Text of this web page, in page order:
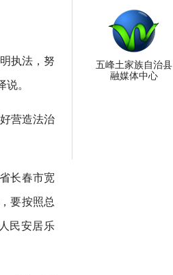
执法，努
。
营造法治
长春市宽
要按照总
民安居乐
五峰土家族自治县
融媒体中心